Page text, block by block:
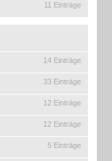
11 Einträge
14 Einträge
33 Einträge
12 Einträge
12 Einträge
5 Einträge